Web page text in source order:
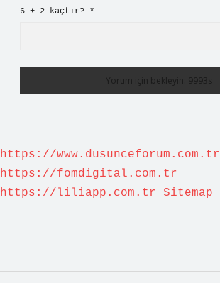
6 + 2 kaçtır? *
https://www.dusunceforum.com.tr
https://fomdigital.com.tr
https://liliapp.com.tr
Sitemap